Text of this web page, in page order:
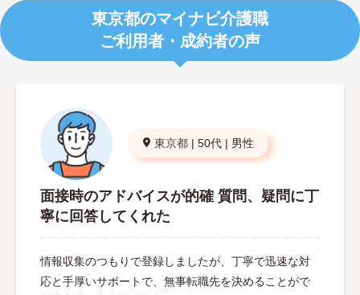
東京都のマイナビ介護職
ご利用者・成約者の声
東京都 | 50代 | 男性
面接時のアドバイスが的確 質問、疑問に丁
寧に回答してくれた
情報収集のつもりで登録しましたが、丁寧で迅速な対
応と手厚いサポートで、無事転職先を決めることがで